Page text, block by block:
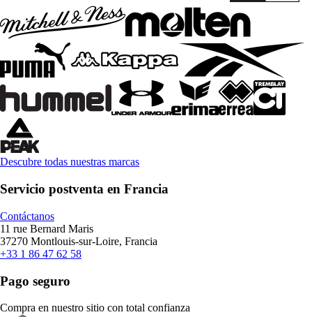
Descubre todas nuestras marcas
Servicio postventa en Francia
Contáctanos
11 rue Bernard Maris
37270 Montlouis-sur-Loire, Francia
+33 1 86 47 62 58
Pago seguro
Compra en nuestro sitio con total confianza